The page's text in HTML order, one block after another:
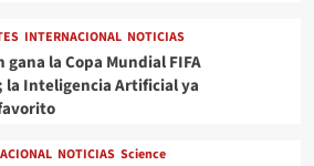
INTERNACIONAL NOTICIAS
gana la Copa Mundial FIFA
la Inteligencia Artificial ya
NOTICIAS Science